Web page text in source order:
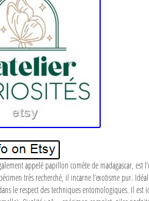
appelé papillon comète de madagascar,
très recherché, il incarne l’exotisme pur.
le respect des techniques entomologiques. Il